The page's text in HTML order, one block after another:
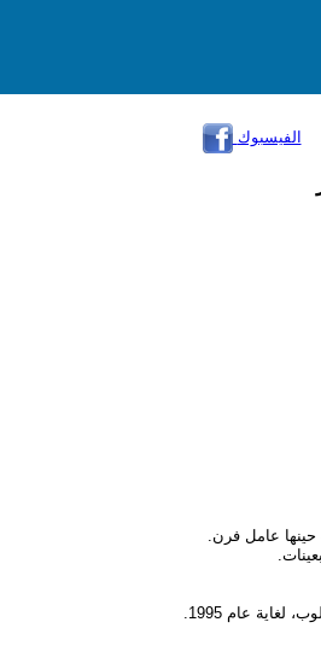
الفيسبوك